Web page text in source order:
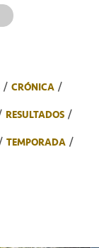
CRÓNICA
RESULTADOS
TEMPORADA